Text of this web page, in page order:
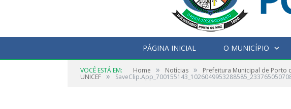
PÁGINA INICIAL O MUNICÍPIO
VOCÊ ESTÁ EM: Home » Notícias » Prefeitura Municipal de Porto
UNICEF »